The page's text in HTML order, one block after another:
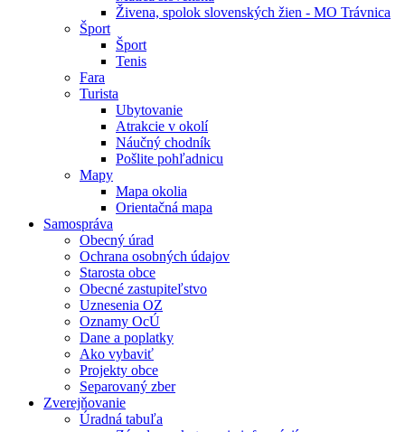
Živena, spolok slovenských žien - MO Trávnica
Šport
Šport
Tenis
Fara
Turista
Ubytovanie
Atrakcie v okolí
Náučný chodník
Pošlite pohľadnicu
Mapy
Mapa okolia
Orientačná mapa
Samospráva
Obecný úrad
Ochrana osobných údajov
Starosta obce
Obecné zastupiteľstvo
Uznesenia OZ
Oznamy OcÚ
Dane a poplatky
Ako vybaviť
Projekty obce
Separovaný zber
Zverejňovanie
Úradná tabuľa